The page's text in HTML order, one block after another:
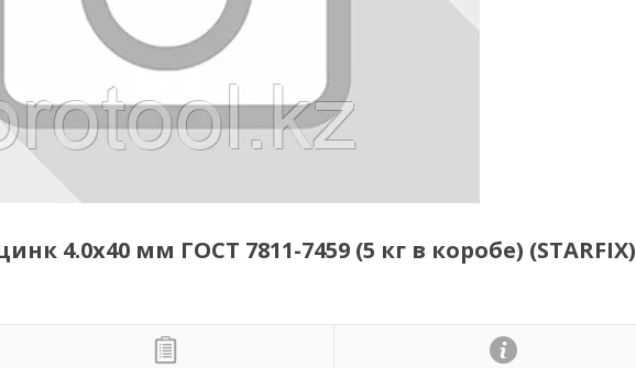
4.0х40 мм ГОСТ 7811-7459 (5 кг в коробе) (STARFIX)